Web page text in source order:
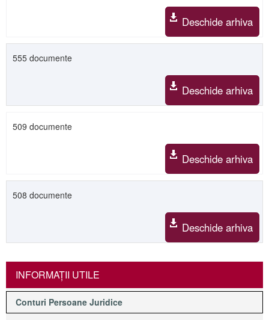
Deschide arhiva
555 documente
Deschide arhiva
509 documente
Deschide arhiva
508 documente
Deschide arhiva
INFORMAŢII UTILE
Conturi Persoane Juridice